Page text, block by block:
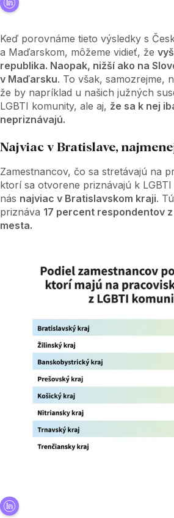
Keď porovnáme tieto výsledky s
a Maďarskom, môžeme vidieť, že
republika. Naopak, nižší ako na
v Maďarsku. To však, samozrejme,
že by napríklad u našich južných
LGBTI komunity, ale aj, že sa k nej
nepriznávajú.
Najviac v Bratislave,
Zamestnancov, čo sa stretávajú na
ktorí sa otvorene priznávajú k
nás najviac v Bratislavskom kraji.
priznáva 17 percent respondentov
mesta.